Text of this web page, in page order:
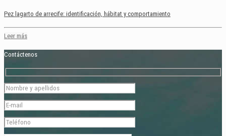
Pez lagarto de arrecife: identificación, hábitat y comportamiento
Leer más
Contáctenos